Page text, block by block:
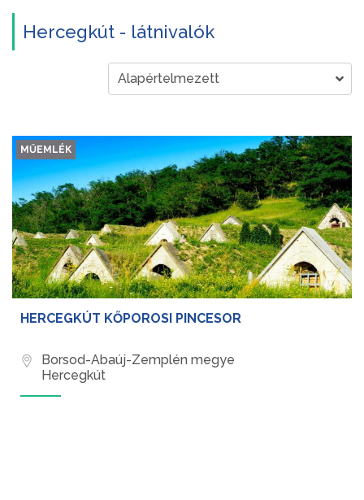
Hercegkút - látnivalók
MŰEMLÉK
HERCEGKÚT KŐPOROSI PINCESOR
Borsod-Abaúj-Zemplén megye
Hercegkút